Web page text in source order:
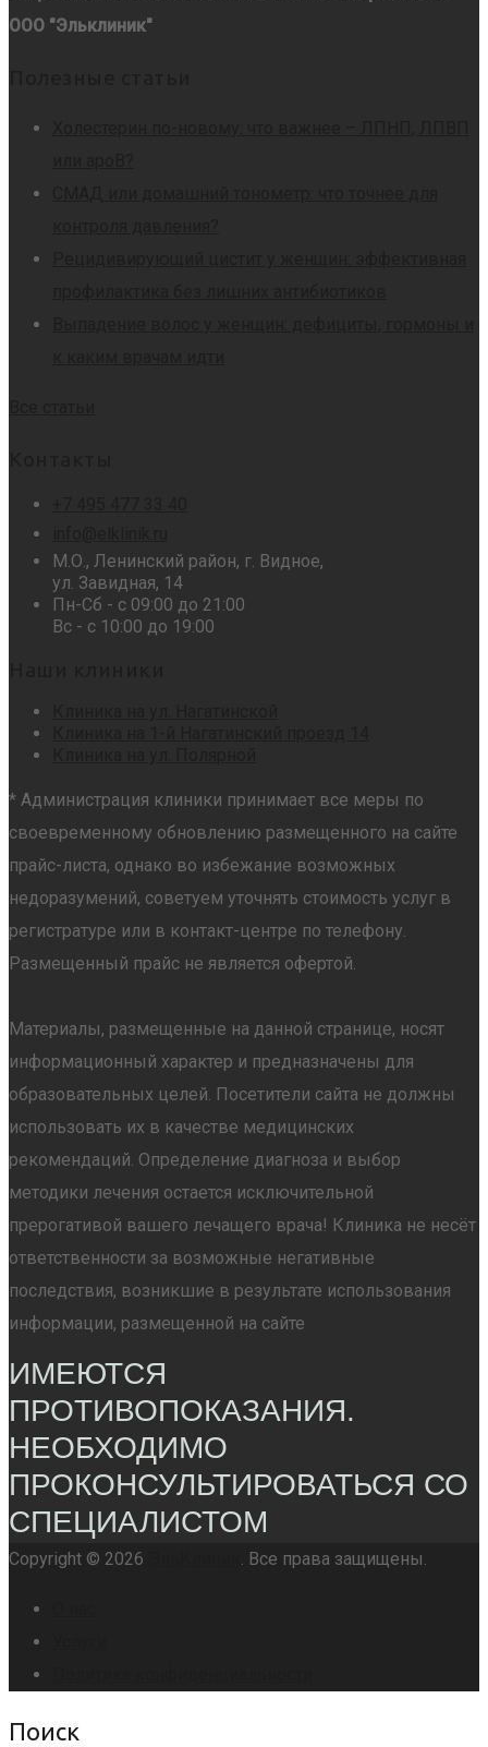
ООО "Эльклиник"
М.О., Ленинский район, г. Видное,
ул. Завидная, 14
Пн-Сб - с 09:00 до 21:00
Вс - с 10:00 до 19:00
* Администрация клиники принимает все меры по
своевременному обновлению размещенного на сайте
прайс-листа, однако во избежание возможных
недоразумений, советуем уточнять стоимость услуг в
регистратуре или в контакт-центре по телефону.
Размещенный прайс не является офертой.
Материалы, размещенные на данной странице, носят
информационный характер и предназначены для
образовательных целей. Посетители сайта не должны
использовать их в качестве медицинских
рекомендаций. Определение диагноза и выбор
методики лечения остается исключительной
прерогативой вашего лечащего врача! Клиника не несёт
ответственности за возможные негативные
последствия, возникшие в результате использования
информации, размещенной на сайте
ИМЕЮТСЯ
ПРОТИВОПОКАЗАНИЯ.
НЕОБХОДИМО
ПРОКОНСУЛЬТИРОВАТЬСЯ СО
СПЕЦИАЛИСТОМ
Copyright © 2026 . Все права защищены.
Поиск